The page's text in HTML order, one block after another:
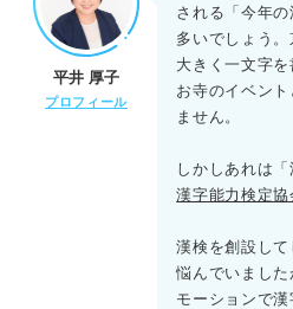
平井 厚子
プロフィール
される「今年
多いでしょう
大きく一文字
お寺のイベン
ません。
しかしあれは
漢字能力検定協
漢検を創設し
悩んでいまし
モーションで